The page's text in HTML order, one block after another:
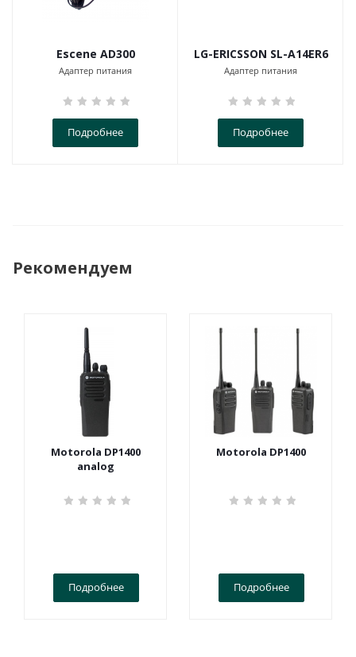
Escene AD300
Адаптер питания
Подробнее
LG-ERICSSON SL-A14ER6
Адаптер питания
Подробнее
Рекомендуем
Motorola DP1400
analog
Подробнее
Motorola DP1400
Подробнее